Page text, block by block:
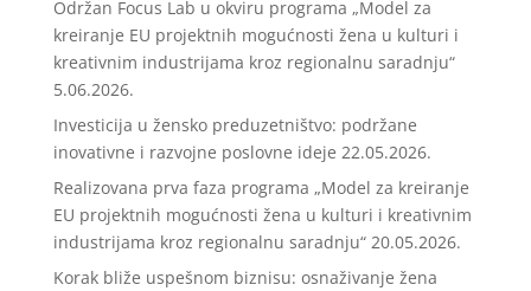
Održan Focus Lab u okviru programa „Model za
kreiranje EU projektnih mogućnosti žena u kulturi i
kreativnim industrijama kroz regionalnu saradnju“
5.06.2026.
Investicija u žensko preduzetništvo: podržane
inovativne i razvojne poslovne ideje 22.05.2026.
Realizovana prva faza programa „Model za kreiranje
EU projektnih mogućnosti žena u kulturi i kreativnim
industrijama kroz regionalnu saradnju“ 20.05.2026.
Korak bliže uspešnom biznisu: osnaživanje žena